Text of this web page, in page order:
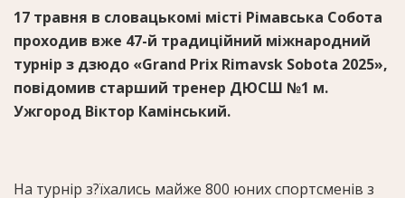
17 травня в словацькомі місті Рімавська Собота
проходив вже 47-й традиційний міжнародний
турнір з дзюдо «Grand Prix Rimavsk Sobota 2025»,
повідомив старший тренер ДЮСШ №1 м.
Ужгород Віктор Камінський.
На турнір з?їхались майже 800 юних спортсменів з